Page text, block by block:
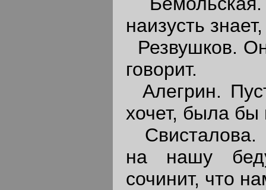
наизусть знает,
Резвушков.
говорит.
Алегрин.
хочет, была бы
Свисталова.
на нашу
сочинит, что